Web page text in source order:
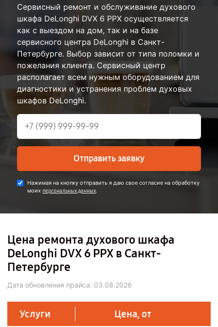
Сервисный ремонт и обслуживание духового
шкафа DeLonghi DVX 6 PPX осуществляется
как с выездом на дом, так и на базе
сервисного центра DeLonghi в Санкт-
Петербурге. Выбор зависит от типа поломки и
пожелания клиента. Сервисный центр
располагает всем нужным оборудованием для
диагностики и устранения проблем духовых
шкафов DeLonghi.
Отправить заявку
Нажимая на кнопку отправить я даю свое согласие на обработку
моих персональных данных.
Цена ремонта духового шкафа
DeLonghi DVX 6 PPX в Санкт-
Петербурге
Дата обновления прайса: 03.08.2026
Услуги Цена, от